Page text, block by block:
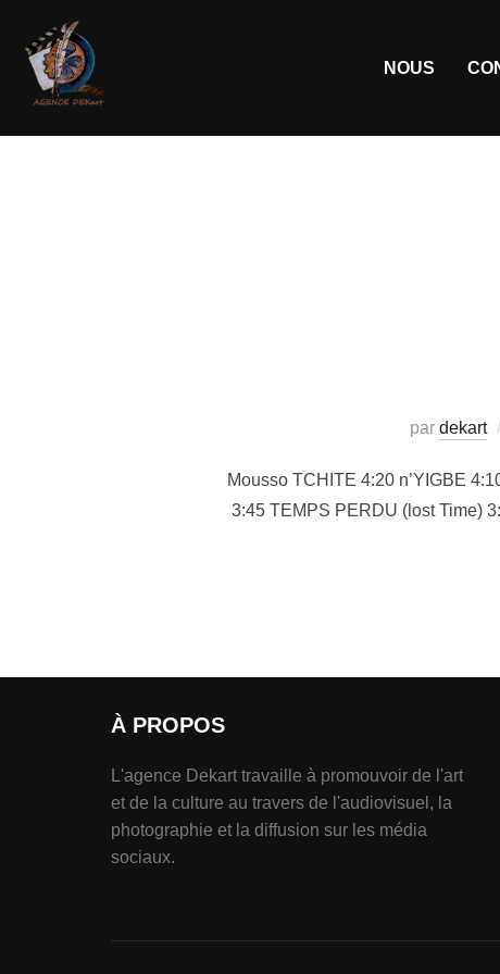
NOUS
par dekart
Mousso TCHITE 4:20 n’YIGBE
3:45 TEMPS PERDU (lost Time)
À PROPOS
L'agence Dekart travaille à promouvoir de l'art
et de la culture au travers de l'audiovisuel, la
photographie et la diffusion sur les média
sociaux.